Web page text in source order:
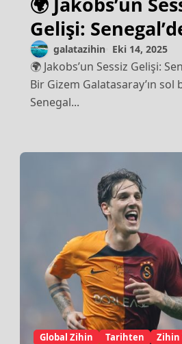
Gelişi:
Kriz, Bir Gizem
galatazihin Eki 14, 2025
🌍 Jakobs’un Sessiz Gelişi: Senegal’de Bir Kriz,
Bir Gizem Galatasaray’ın sol
Senegal...
Global Zihin Tarihten Zihin